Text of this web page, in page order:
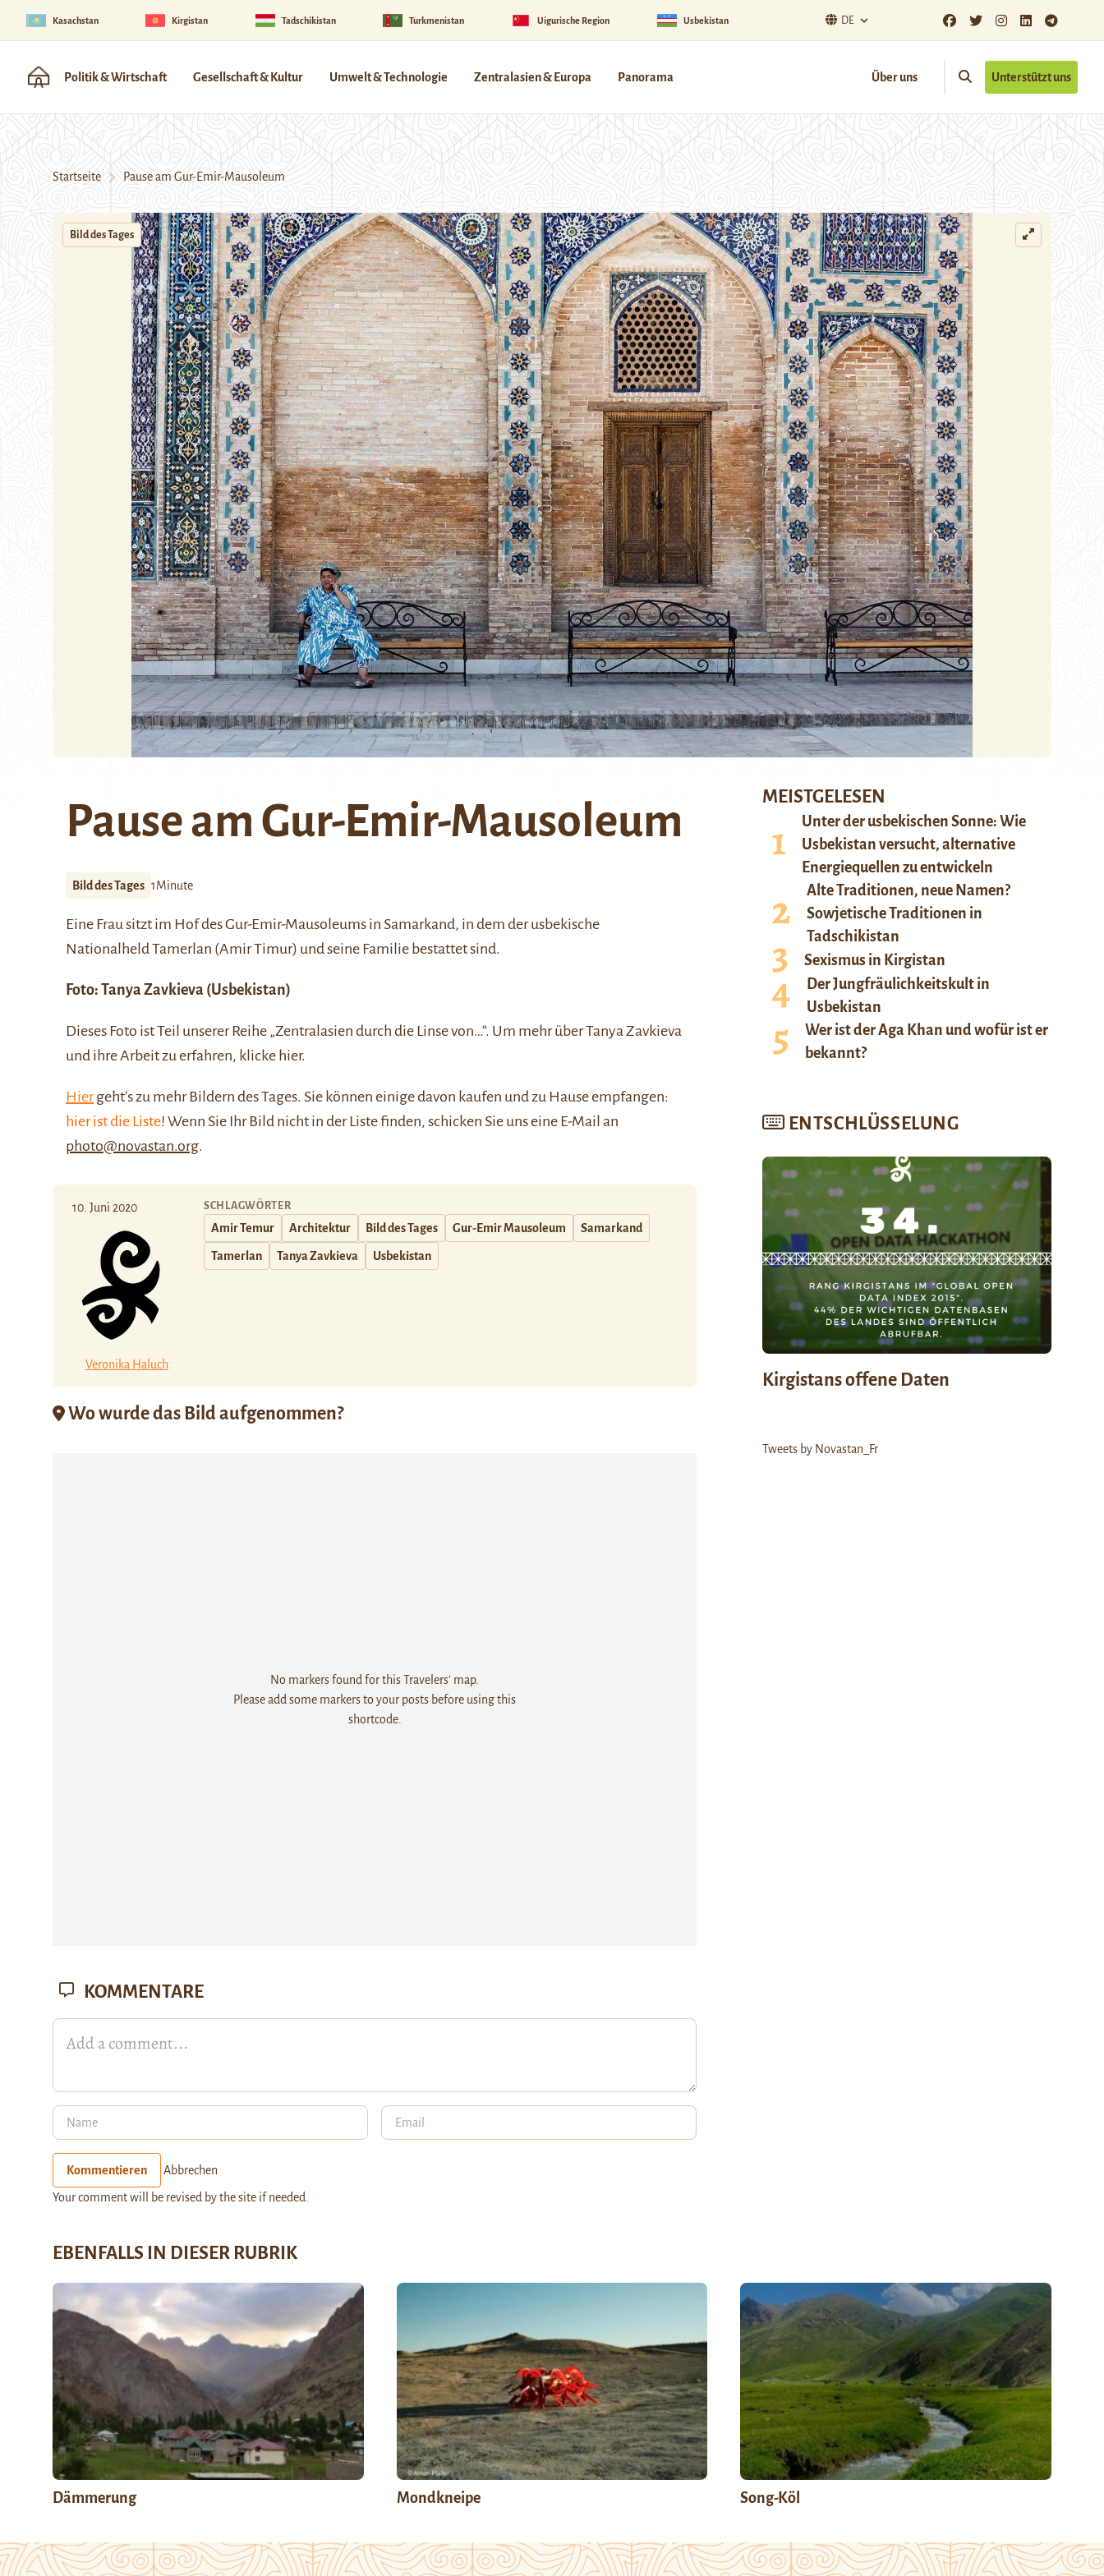
Kasachstan Kirgistan Tadschikistan Turkmenistan Uigurische Region Usbekistan DE
Politik & Wirtschaft Gesellschaft & Kultur Umwelt & Technologie Zentralasien & Europa Panorama Über uns Unterstützt uns
Startseite Pause am Gur-Emir-Mausoleum
Bild des Tages
Pause am Gur-Emir-Mausoleum
Bild des Tages 1Minute
Eine Frau sitzt im Hof desGur-Emir-Mausoleums in Samarkand, in dem der usbekische
NationalheldTamerlan (Amir Timur) und seine Familie bestattet sind.
Foto: Tanya Zavkieva (Usbekistan)
Dieses Foto ist Teil unserer Reihe „Zentralasien durch die Linse von…“. Um mehr über Tanya Zavkieva
und ihre Arbeit zu erfahren, klicke hier.
Hiergeht’s zu mehr Bildern des Tages. Sie können einige davon kaufen und zu Hause empfangen:
hier ist die Liste! Wenn Sie Ihr Bild nicht in der Liste finden, schicken Sie uns eine E-Mail an
photo@novastan.org.
10. Juni 2020
Veronika Haluch
SCHLAGWÖRTER
Amir Temur Architektur Bild des Tages Gur-Emir Mausoleum Samarkand
Tamerlan Tanya Zavkieva Usbekistan
Wo wurde das Bild aufgenommen?
No markers found for this Travelers' map.
Please add some markers to your posts before using this
shortcode.
MEISTGELESEN
Unter der usbekischen Sonne: Wie
Usbekistan versucht, alternative
Energiequellen zu entwickeln
Alte Traditionen, neue Namen?
Sowjetische Traditionen in
Tadschikistan
Sexismus in Kirgistan
Der Jungfräulichkeitskult in
Usbekistan
Wer ist der Aga Khan und wofür ist er
bekannt?
ENTSCHLÜSSELUNG
Kirgistans offene Daten
Tweets by Novastan_Fr
KOMMENTARE
Kommentieren Abbrechen
Your comment will be revised by the site if needed.
EBENFALLS IN DIESER RUBRIK
Dämmerung Mondkneipe Song-Köl